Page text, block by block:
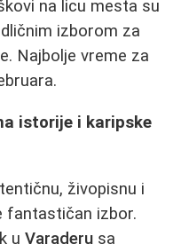
na licu mesta su
izborom za
Najbolje vreme za
istorije i karipske
živopisnu i
fantastičan izbor.
u Varaderu sa